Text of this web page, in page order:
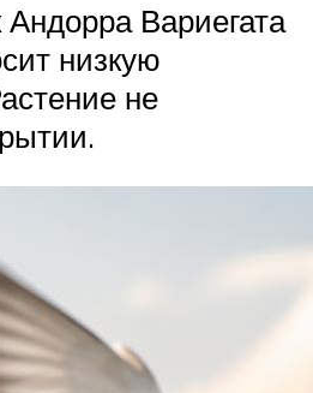
Вариегата
низкую
не